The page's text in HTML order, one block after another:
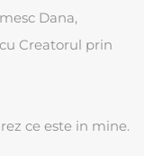
Dana,
Creatorul prin
ce este in mine.